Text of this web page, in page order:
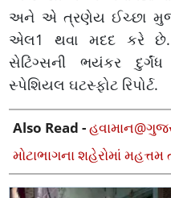
અને એ ત્રણેય ઈચ્છા
એલ1 થવા મદદ કરે છે.
સેટિંગ્સની ભયંકર
સ્પેશિયલ ઘટસ્ફોટ રિપોર્ટ.
Also Read -
મોટાભાગના શહેરોમાં મહત્તમ
ઝાપટાં વરસ્યાં